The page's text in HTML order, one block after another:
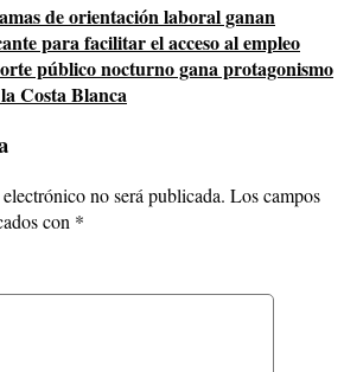
de orientación laboral ganan
para facilitar el acceso al empleo
público nocturno gana protagonismo
Costa Blanca
no será publicada. Los campos
con *